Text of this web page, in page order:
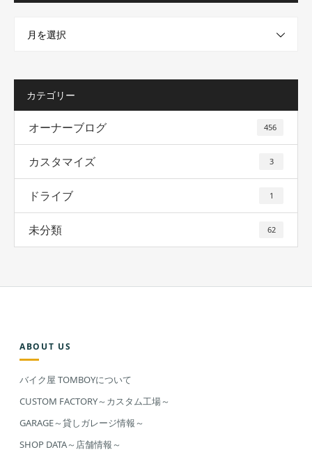
月を選択
カテゴリー
オーナーブログ 456
カスタマイズ 3
ドライブ 1
未分類 62
ABOUT US
バイク屋 TOMBOYについて
CUSTOM FACTORY～カスタム工場～
GARAGE～貸しガレージ情報～
SHOP DATA～店舗情報～